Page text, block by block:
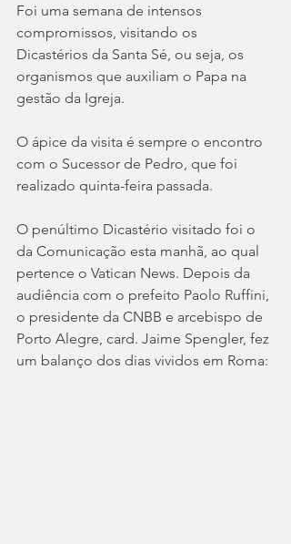
Foi uma semana de intensos
compromissos, visitando os
Dicastérios da Santa Sé, ou seja, os
organismos que auxiliam o Papa na
gestão da Igreja.
O ápice da visita é sempre o encontro
com o Sucessor de Pedro, que foi
realizado quinta-feira passada.
O penúltimo Dicastério visitado foi o
da Comunicação esta manhã, ao qual
pertence o Vatican News. Depois da
audiência com o prefeito Paolo Ruffini,
o presidente da CNBB e arcebispo de
Porto Alegre, card. Jaime Spengler, fez
um balanço dos dias vividos em Roma: